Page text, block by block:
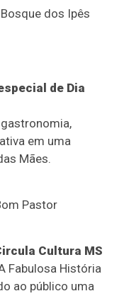
dos Ipês
de Dia
em uma
Mães.
Pastor
Cultura MS
Fabulosa História
ao público uma